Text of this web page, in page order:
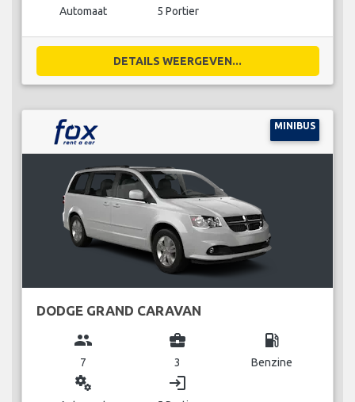
Automaat 5 Portier
DETAILS WEERGEVEN...
MINIBUS
DODGE GRAND CARAVAN
group
7
business_center
3
local_gas_station
Benzine
miscellaneous_services login